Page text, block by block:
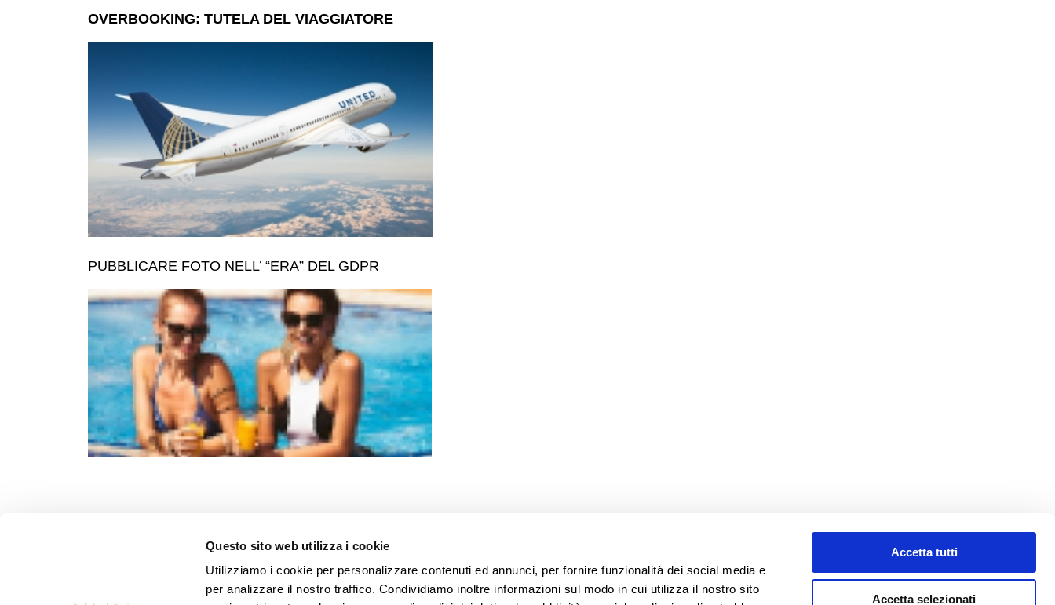
Questo sito web utilizza i cookie
Utilizziamo i cookie per personalizzare contenuti ed annunci, per fornire funzionalità dei social media e
per analizzare il nostro traffico. Condividiamo inoltre informazioni sul modo in cui utilizza il nostro sito
Accetta tutti
Accetta selezionati
OVERBOOKING: TUTELA DEL VIAGGIATORE
PUBBLICARE FOTO NELL’ “ERA” DEL GDPR